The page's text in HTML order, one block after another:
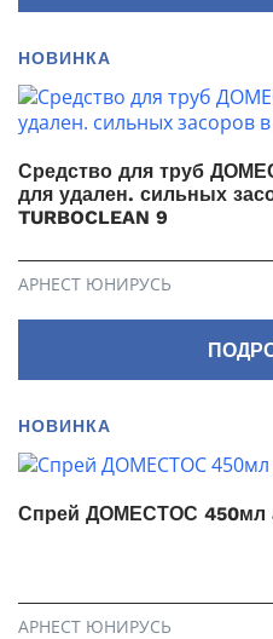
НОВИНКА
Средство для труб
для удален. сильных
TURBOCLEAN 9
АРНЕСТ ЮНИРУСЬ
НОВИНКА
Спрей ДОМЕСТОС 450мл
АРНЕСТ ЮНИРУСЬ